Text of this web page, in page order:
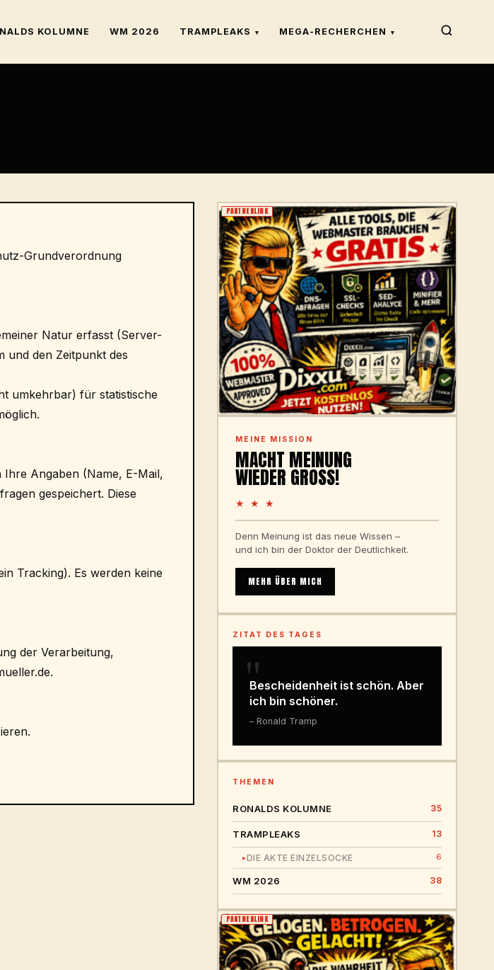
KOLUMNE WM 2026 TRAMPLEAKS ▾ MEGA-RECHERCHEN ▾
Grundverordnung
Natur erfasst (Server-
und den Zeitpunkt des
umkehrbar) für statistische
Angaben (Name, E-Mail,
gespeichert. Diese
Tracking). Es werden keine
der Verarbeitung,
PARTNERLINK
MEINE MISSION
MACHT MEINUNG
WIEDER GROSS!
★ ★ ★
Denn Meinung ist das neue Wissen –
und ich bin der Doktor der Deutlichkeit.
MEHR ÜBER MICH
ZITAT DES TAGES
"
Bescheidenheit ist schön. Aber
ich bin schöner.
– Ronald Tramp
THEMEN
RONALDS KOLUMNE 35
TRAMPLEAKS 13
▸DIE AKTE EINZELSOCKE 6
WM 2026 38
PARTNERLINK